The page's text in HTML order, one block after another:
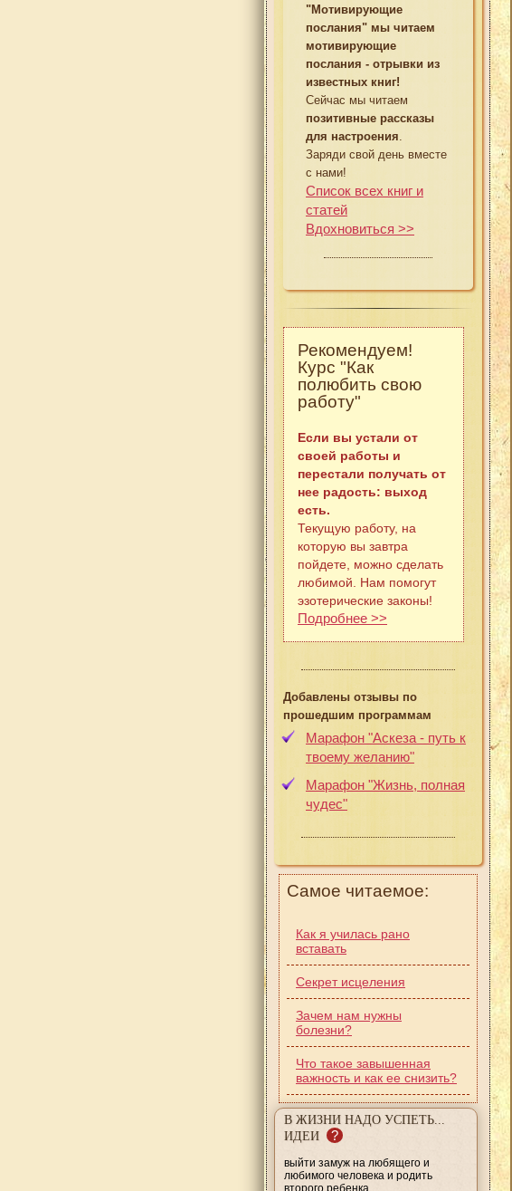
"Мотивирующие
послания" мы читаем
мотивирующие
послания - отрывки из
известных книг!
Сейчас мы читаем
позитивные рассказы
для настроения
Заряди свой день вместе
с нами!
Список всех книг и
статей
Вдохновиться >>
Рекомендуем!
Курс "Как
полюбить свою
работу"
Если вы устали от
своей работы и
перестали получать от
нее радость: выход
есть.
Текущую работу, на
которую вы завтра
пойдете, можно сделать
любимой. Нам помогут
эзотерические законы!
Подробнее >>
Добавлены отзывы по
прошедшим программам
Марафон "Аскеза - путь к
твоему желанию"
Марафон "Жизнь, полная
чудес"
Самое читаемое:
Как я училась рано
вставать
Секрет исцеления
Зачем нам нужны
болезни?
Что такое завышенная
важность и как ее снизить?
В ЖИЗНИ НАДО УСПЕТЬ...
ИДЕИ
?
выйти замуж на любящего и
любимого человека и родить
второго ребенка